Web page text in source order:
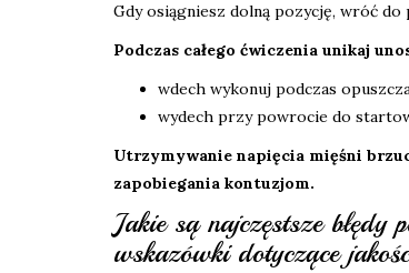
Gdy osiągniesz dolną pozycję, wróć
Podczas całego ćwiczenia unikaj
wdech wykonuj podczas
wydech przy powrocie do
Utrzymywanie napięcia mięśni
zapobiegania kontuzjom.
Jakie są najczęstsze
wskazówki dotyczące